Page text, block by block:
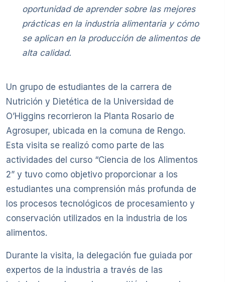
oportunidad de aprender sobre las mejores
prácticas en la industria alimentaria y cómo
se aplican en la producción de alimentos de
alta calidad.
Un grupo de estudiantes de la carrera de
Nutrición y Dietética de la Universidad de
O’Higgins recorrieron la Planta Rosario de
Agrosuper, ubicada en la comuna de Rengo.
Esta visita se realizó como parte de las
actividades del curso “Ciencia de los Alimentos
2” y tuvo como objetivo proporcionar a los
estudiantes una comprensión más profunda de
los procesos tecnológicos de procesamiento y
conservación utilizados en la industria de los
alimentos.
Durante la visita, la delegación fue guiada por
expertos de la industria a través de las